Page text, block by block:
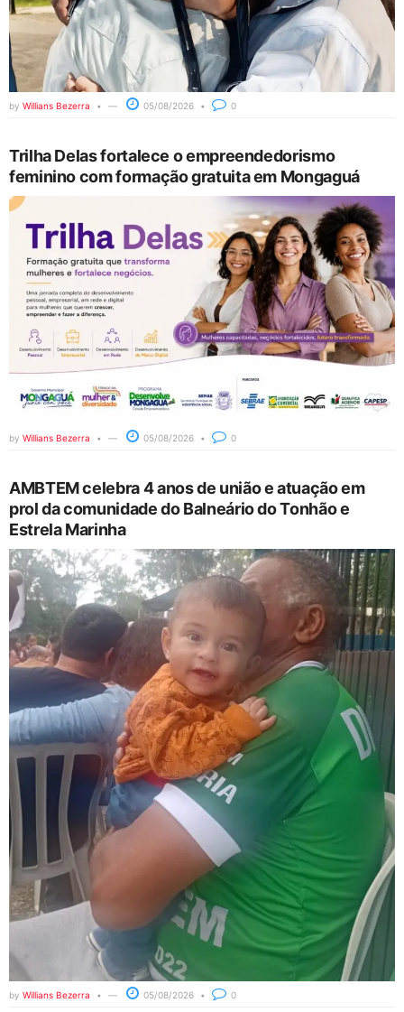
by Willians Bezerra 05/08/2026 0
Trilha Delas fortalece o empreendedorismo
feminino com formação gratuita em Mongaguá
by Willians Bezerra 05/08/2026 0
AMBTEM celebra 4 anos de união e atuação em
prol da comunidade do Balneário do Tonhão e
Estrela Marinha
by Willians Bezerra 05/08/2026 0